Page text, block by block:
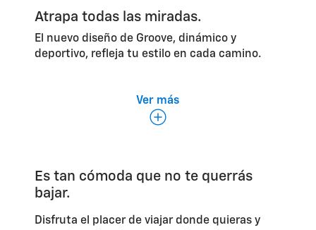
Atrapa todas las miradas.
El nuevo diseño de Groove, dinámico y
deportivo, refleja tu estilo en cada camino.
Techo bitono conquemacocos*.
Ver más
Es tan cómoda que no te querrás
bajar.
Disfruta el placer de viajar donde quieras y